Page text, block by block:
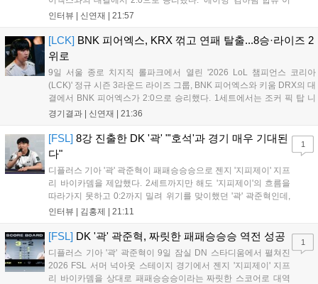
후 한층 단단해진 경기력으로 2연승을 달리고 있었지만, BNK 피
에 참석한 조재읍 감독은...
인터뷰 | 신연재 | 21:57
[LCK] BNK 피어엑스, KRX 꺾고 연패 탈출...8승·라이즈 2
위로
9일 서울 종로 치지직 롤파크에서 열린 '2026 LoL 챔피언스 코리아
(LCK)' 정규 시즌 3라운드 라이즈 그룹, BNK 피어엑스와 키움 DRX의 대
결에서 BNK 피어엑스가 2:0으로 승리했다. 1세트에서는 조커 픽 탑 니
달리가 제대로 통했고, 2세트에선 판테온을 잡은 '랩터' 전어진의 활약과
경기결과 | 신연재 | 21:36
[FSL] 8강 진출한 DK '곽' "'호석'과 경기 매우 기대된
다"
디플러스 기아 '곽' 곽준혁이 패패승승승으로 젠지 '지피제이' 지프
리 바이카뎀을 제압했다. 2세트까지만 해도 '지피제이'의 흐름을
따라가지 못하고 0:2까지 밀려 위기를 맞이했던 '곽' 곽준혁인데,
3세트를 기점으로 분위기를 완전히 바꿨다. 3세트를 4:2로 승리
4:1이라는 큰 점수 차이로...
인터뷰 | 김홍제 | 21:11
1
[FSL] DK '곽' 곽준혁, 짜릿한 패패승승승 역전 성공
디플러스 기아 '곽' 곽준혁이 9일 잠실 DN 스타디움에서 펼쳐진
2026 FSL 서머 넉아웃 스테이지 경기에서 젠지 '지피제이' 지프
리 바이카뎀을 상대로 패패승승승이라는 짜릿한 스코어로 대역
1